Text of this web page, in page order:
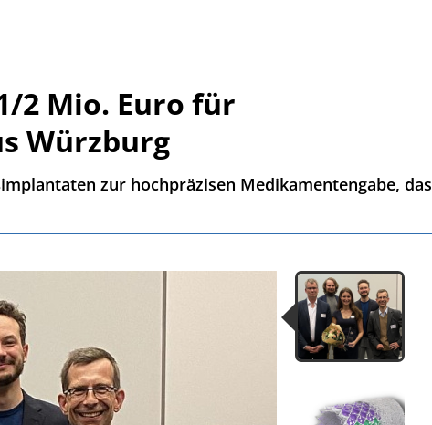
2 Mio. Euro für
Würzburg
zur hochpräzisen Medikamentengabe, das